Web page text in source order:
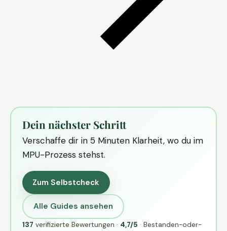
Dein nächster Schritt
Verschaffe dir in 5 Minuten Klarheit, wo du im
MPU-Prozess stehst.
Zum Selbstcheck
Alle Guides ansehen
137 verifizierte Bewertungen · 4,7/5 · Bestanden-oder-